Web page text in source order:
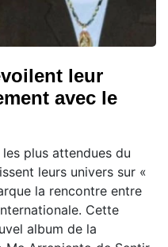
leur
avec le
les plus attendues du
leurs univers sur «
la rencontre entre
Cette
album de la